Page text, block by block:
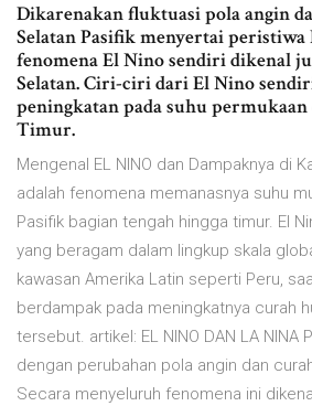
Dikarenakan fluktuasi pola angin
Selatan Pasifik menyertai
fenomena El Nino sendiri dikenal
Selatan. Ciri-ciri dari El Nino
peningkatan pada suhu
Timur.
Mengenal EL NINO dan Dampaknya di
adalah fenomena memanasnya suhu
Pasifik bagian tengah hingga timur. El
yang beragam dalam lingkup skala
kawasan Amerika Latin seperti Peru,
berdampak pada meningkatnya curah
tersebut. artikel: EL NINO DAN LA NINA
dengan perubahan pola angin dan
Secara menyeluruh fenomena ini